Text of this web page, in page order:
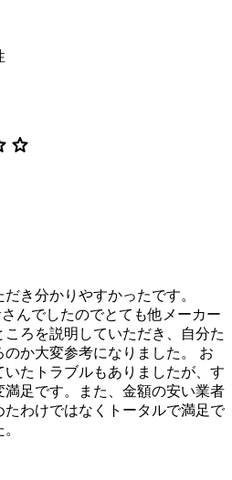
star
き分かりやすかったです。
んでしたのでとても他メーカー
ろを説明していただき、自分た
か大変参考になりました。 お
たトラブルもありましたが、す
満足です。また、金額の安い業者
わけではなくトータルで満足で